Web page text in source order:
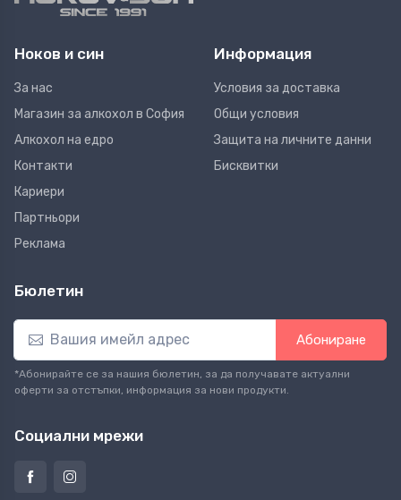
Ноков и син
За нас
Магазин за алкохол в София
Алкохол на едро
Контакти
Кариери
Партньори
Реклама
Информация
Условия за доставка
Общи условия
Защита на личните данни
Бисквитки
Бюлетин
Абониране
*Абонирайте се за нашия бюлетин, за да получавате актуални
оферти за отстъпки, информация за нови продукти.
Социални мрежи